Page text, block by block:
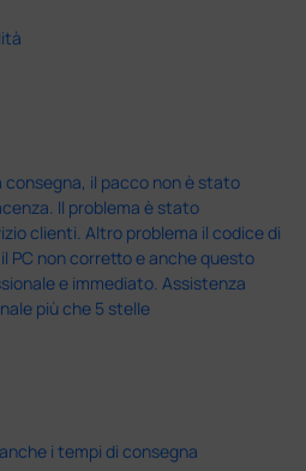
consegna, il pacco non è stato
Il problema è stato
clienti. Altro problema il codice di
PC non corretto e anche questo
e immediato. Assistenza
più che 5 stelle
i tempi di consegna